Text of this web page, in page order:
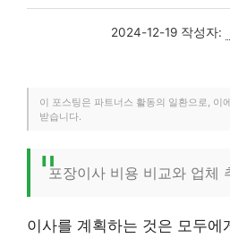
2024-12-19 작성자:
이 포스팅은 파트너스 활동의 일환으로, 이
받습니다.
포장이사 비용 비교와 업체
이사를 계획하는 것은 모두에